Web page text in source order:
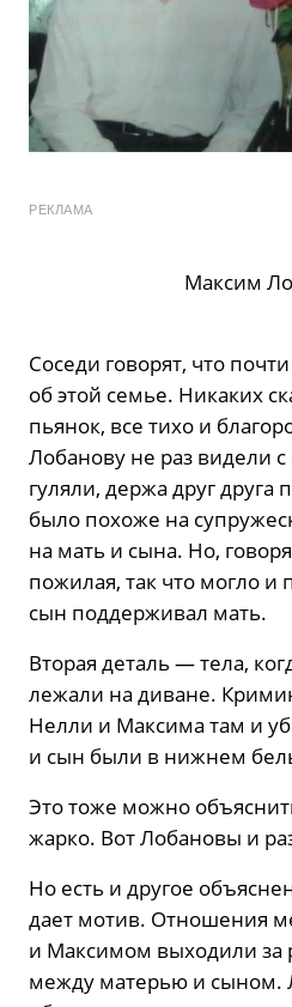
РЕКЛАМА
Максим
Соседи говорят, что
об этой семье. Никаких
пьянок, все тихо и
Лобанову не раз видели
гуляли, держа друг друга
было похоже на
на мать и сына. Но,
пожилая, так что могло и
сын поддерживал мать.
Вторая деталь — тела,
лежали на диване.
Нелли и Максима там и
и сын были в нижнем
Это тоже можно
жарко. Вот Лобановы и
Но есть и другое
дает мотив. Отношения
и Максимом выходили
между матерью и сыном.